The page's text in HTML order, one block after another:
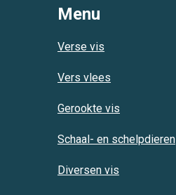
Menu
Verse vis
Vers vlees
Gerookte vis
Schaal- en schelpdieren
Diversen vis